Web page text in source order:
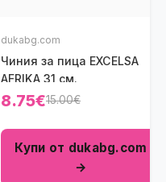
dukabg.com
Чиния за пица EXCELSA
AFRIKA 31 см.
8.75€15.00€
Купи от dukabg.com
→